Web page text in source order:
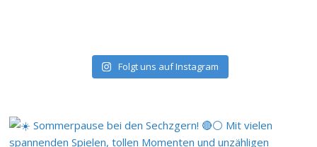
Folgt uns auf Instagram